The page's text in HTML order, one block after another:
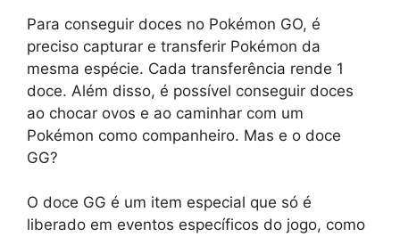
Para conseguir doces no Pokémon GO, é
preciso capturar e transferir Pokémon da
mesma espécie. Cada transferência rende 1
doce. Além disso, é possível conseguir doces
ao chocar ovos e ao caminhar com um
Pokémon como companheiro. Mas e o doce
GG?
O doce GG é um item especial que só é
liberado em eventos específicos do jogo, como